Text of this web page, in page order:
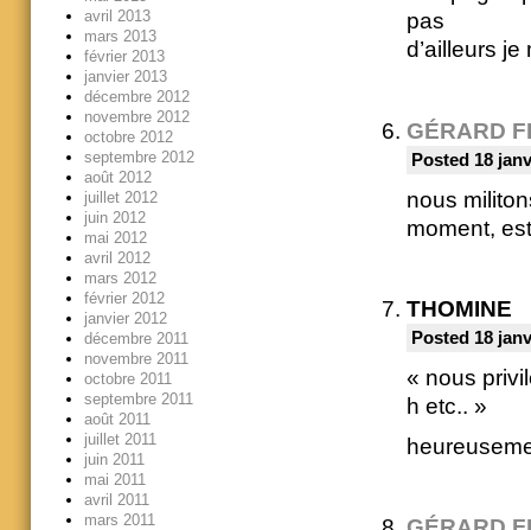
pas
d’ailleurs je
GÉRARD
Posted 18
nous
moment,
THOMINE
Posted 18
« nous
h etc.. »
avril 2013
mars 2013
février 2013
janvier 2013
décembre 2012
novembre 2012
octobre 2012
septembre 2012
août 2012
juillet 2012
juin 2012
mai 2012
avril 2012
mars 2012
février 2012
janvier 2012
décembre 2011
novembre 2011
octobre 2011
septembre 2011
août 2011
juillet 2011
juin 2011
mai 2011
avril 2011
mars 2011